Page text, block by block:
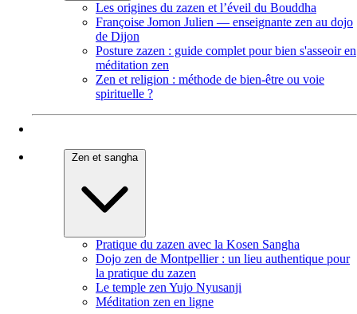
Les origines du zazen et l’éveil du Bouddha
Françoise Jomon Julien — enseignante zen au dojo
de Dijon
Posture zazen : guide complet pour bien s'asseoir en
méditation zen
Zen et religion : méthode de bien-être ou voie
spirituelle ?
Zen et sangha
Pratique du zazen avec la Kosen Sangha
Dojo zen de Montpellier : un lieu authentique pour
la pratique du zazen
Le temple zen Yujo Nyusanji
Méditation zen en ligne